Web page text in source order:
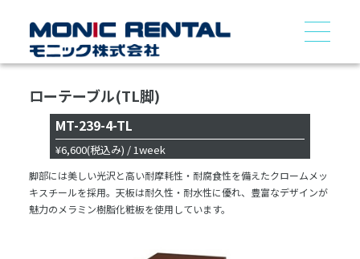
ローテーブル(TL脚)
MT-239-4-TL
¥6,600(税込み) / 1week
脚部には美しい光沢と高い耐摩耗性・耐腐食性を備えたクロームメッ
キスチールを採用。天板は耐久性・耐水性に優れ、豊富なデザインが
魅力のメラミン樹脂化粧板を使用しています。